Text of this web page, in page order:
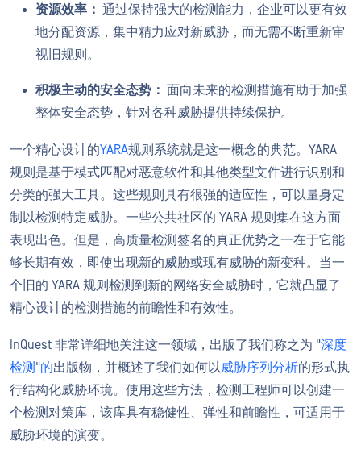
资源效率： 通过保持强大的检测能力，企业可以更有效
地分配资源，集中精力应对新威胁，而无需不断重新审
视旧规则。
积极主动的安全态势： 面向未来的检测措施有助于加强
整体安全态势，针对各种威胁提供持续保护。
一个精心设计的YARA规则系统就是这一概念的典范。YARA
规则是基于模式匹配对恶意软件和其他类型文件进行识别和
分类的强大工具。这些规则具有很强的适应性，可以量身定
制以检测特定威胁。一些公共社区的 YARA 规则集在这方面
表现出色。但是，高质量检测签名的真正优势之一在于它能
够长期有效，即使出现新的威胁或现有威胁的新变种。当一
个旧的 YARA 规则检测到新的网络安全威胁时，它就凸显了
精心设计的检测措施的前瞻性和有效性。
InQuest 非常详细地关注这一领域，出版了我们称之为 "深度
检测 "的出版物，并概述了我们如何以威胁序列分析的形式执
行结构化威胁环境。使用这些方法，检测工程师可以创建一
个检测对策库，该库具有稳健性、弹性和前瞻性，可适用于
威胁环境的演变。